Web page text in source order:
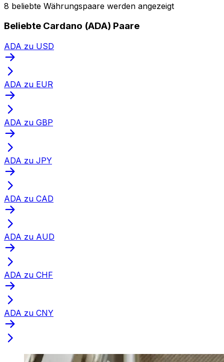
8 beliebte Währungspaare werden angezeigt
Beliebte Cardano (ADA) Paare
ADA zu USD
ADA zu EUR
ADA zu GBP
ADA zu JPY
ADA zu CAD
ADA zu AUD
ADA zu CHF
ADA zu CNY